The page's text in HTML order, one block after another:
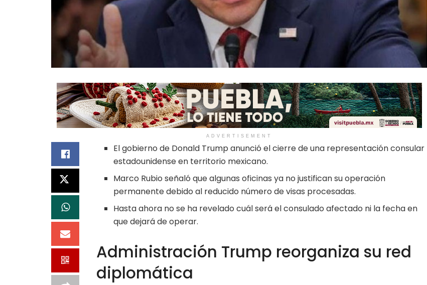
ADVERTISEMENT
El gobierno de Donald Trump anunció el cierre de una representación consular
estadounidense en territorio mexicano.
Marco Rubio señaló que algunas oficinas ya no justifican su operación
permanente debido al reducido número de visas procesadas.
Hasta ahora no se ha revelado cuál será el consulado afectado ni la fecha en
que dejará de operar.
Administración Trump reorganiza su red
diplomática